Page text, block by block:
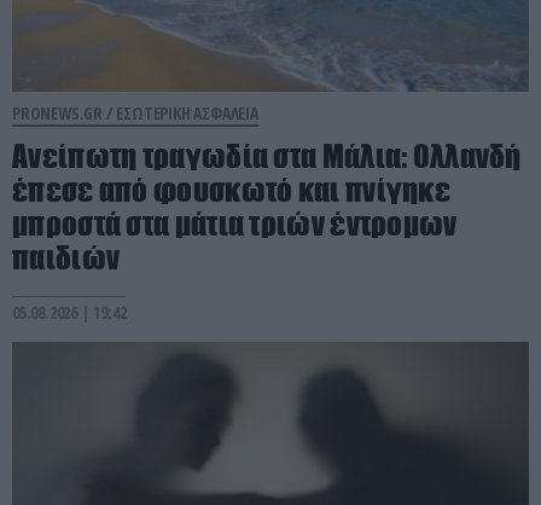
PRONEWS.GR / ΕΣΩΤΕΡΙΚΗ ΑΣΦΑΛΕΙΑ
Ανείπωτη τραγωδία στα Μάλια: Ολλανδή
έπεσε από φουσκωτό και πνίγηκε
μπροστά στα μάτια τριών έντρομων
παιδιών
05.08.2026 | 19:42